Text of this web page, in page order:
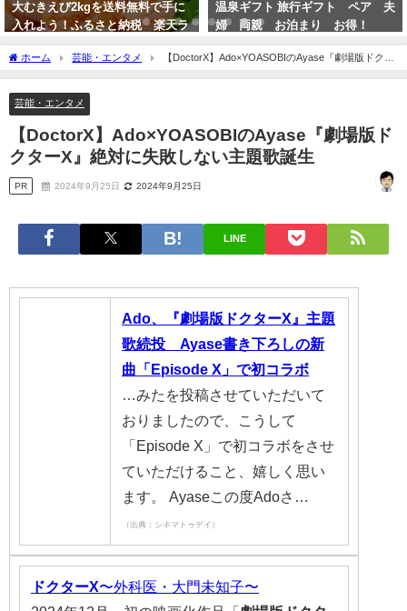
大むきえび2kgを送料無料で手に
入れよう！ふるさと納税 楽天ラ
ンキング！
温泉ギフト 旅行ギフト ペア 夫
婦 両親 お泊まり お得！
ホーム 芸能・エンタメ
【DoctorX】Ado×YOASOBIのAyase『劇場版ドクタ
ーX』絶対に失敗しない主題歌誕生
芸能・エンタメ
【DoctorX】Ado×YOASOBIのAyase『劇場版ド
クターX』絶対に失敗しない主題歌誕生
PR 2024年9月25日 2024年9月25日
LINE
Ado、『劇場版ドクターX』主題
歌続投 Ayase書き下ろしの新
曲「Episode X」で初コラボ
…みたを投稿させていただいて
おりましたので、こうして
「Episode X」で初コラボをさせ
ていただけること、嬉しく思い
ます。 Ayaseこの度Adoさ…
（出典：シネマトゥデイ）
ドクターX〜外科医・大門未知子〜